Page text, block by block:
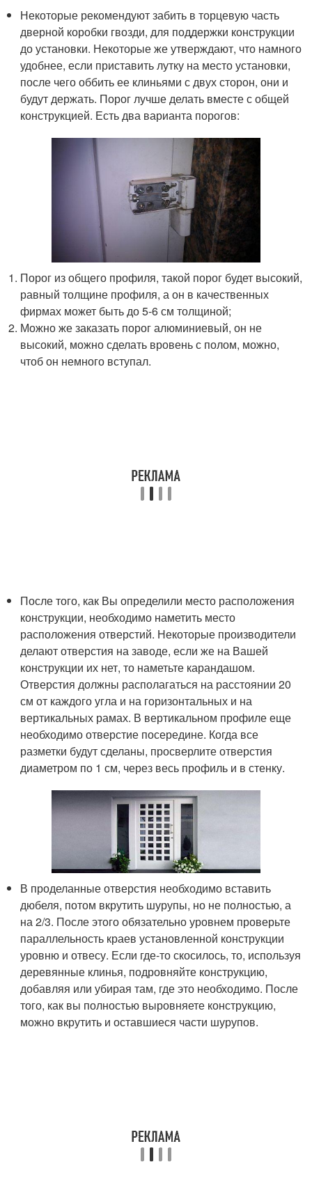
Некоторые рекомендуют забить в торцевую часть
дверной коробки гвозди, для поддержки конструкции
до установки. Некоторые же утверждают, что намного
удобнее, если приставить лутку на место установки,
после чего оббить ее клиньями с двух сторон, они и
будут держать. Порог лучше делать вместе с общей
конструкцией. Есть два варианта порогов:
Порог из общего профиля, такой порог будет высокий,
равный толщине профиля, а он в качественных
фирмах может быть до 5-6 см толщиной;
Можно же заказать порог алюминиевый, он не
высокий, можно сделать вровень с полом, можно,
чтоб он немного вступал.
После того, как Вы определили место расположения
конструкции, необходимо наметить место
расположения отверстий. Некоторые производители
делают отверстия на заводе, если же на Вашей
конструкции их нет, то наметьте карандашом.
Отверстия должны располагаться на расстоянии 20
см от каждого угла и на горизонтальных и на
вертикальных рамах. В вертикальном профиле еще
необходимо отверстие посередине. Когда все
разметки будут сделаны, просверлите отверстия
диаметром по 1 см, через весь профиль и в стенку.
В проделанные отверстия необходимо вставить
дюбеля, потом вкрутить шурупы, но не полностью, а
на 2/3. После этого обязательно уровнем проверьте
параллельность краев установленной конструкции
уровню и отвесу. Если где-то скосилось, то, используя
деревянные клинья, подровняйте конструкцию,
добавляя или убирая там, где это необходимо. После
того, как вы полностью выровняете конструкцию,
можно вкрутить и оставшиеся части шурупов.